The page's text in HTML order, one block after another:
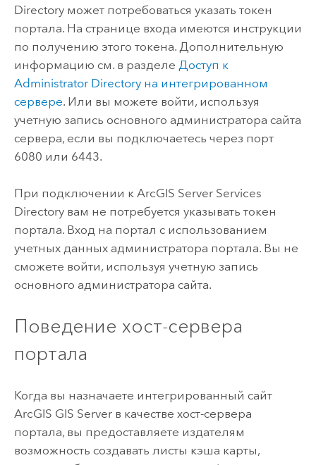
Directory может потребоваться указать токен
портала. На странице входа имеются инструкции
по получению этого токена. Дополнительную
информацию см. в разделе Доступ к
Administrator Directory на интегрированном
сервере. Или вы можете войти, используя
учетную запись основного администратора сайта
сервера, если вы подключаетесь через порт
6080 или 6443.
При подключении к ArcGIS ServerServices
Directory вам не потребуется указывать токен
портала. Вход на портал с использованием
учетных данных администратора портала. Вы не
сможете войти, используя учетную запись
основного администратора сайта.
Поведение хост-сервера
портала
Когда вы назначаете интегрированный сайт
ArcGIS GIS Serverв качестве хост-сервера
портала, вы предоставляете издателям
возможность создавать листы кэша карты,